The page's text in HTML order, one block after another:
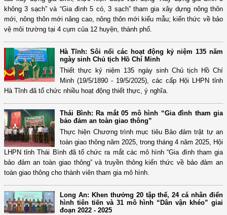
không 3 sạch” và “Gia đình 5 có, 3 sạch” tham gia xây dựng nông thôn
mới, nông thôn mới nâng cao, nông thôn mới kiểu mẫu; kiến thức về bảo
vệ môi trường tại 4 cụm của 12 huyện, thành phố.
Hà Tĩnh: Sôi nổi các hoạt động kỷ niệm 135 năm
ngày sinh Chủ tịch Hồ Chí Minh
Thiết thực kỷ niệm 135 ngày sinh Chủ tịch Hồ Chí
Minh (19/5/1890 - 19/5/2025), các cấp Hội LHPN tỉnh
Hà Tĩnh đã tổ chức nhiều hoạt động thiết thực, ý nghĩa.
Thái Bình: Ra mắt 05 mô hình “Gia đình tham gia
bảo đảm an toàn giao thông”
Thực hiện Chương trình mục tiêu Bảo đảm trật tự an
toàn giao thông năm 2025, trong tháng 4 năm 2025, Hội
LHPN tỉnh Thái Bình đã tổ chức ra mắt các mô hình “Gia đình tham gia
bảo đảm an toàn giao thông” và truyền thông kiến thức về bảo đảm an
toàn giao thông cho thành viên tham gia mô hình.
Long An: Khen thưởng 20 tập thể, 24 cá nhân điển
hình tiên tiến và 31 mô hình “Dân vận khéo” giai
đoạn 2022 - 2025